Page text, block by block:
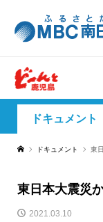
ドキュメント
ドキュメント 東
東日本大震災
2021.03.10